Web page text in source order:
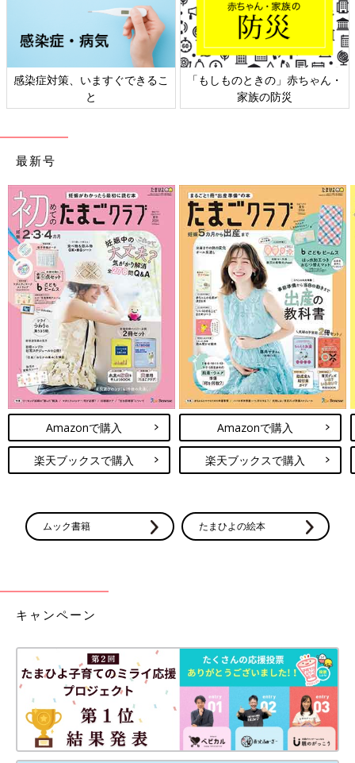
ますぐできるこ
「もしものときの」赤ちゃん・
日本外来小
最新号
Amazonで購入
楽天ブックスで購入
Amazonで購入
楽天ブックスで購入
ムック書籍 たまひよの絵本
キャンペーン